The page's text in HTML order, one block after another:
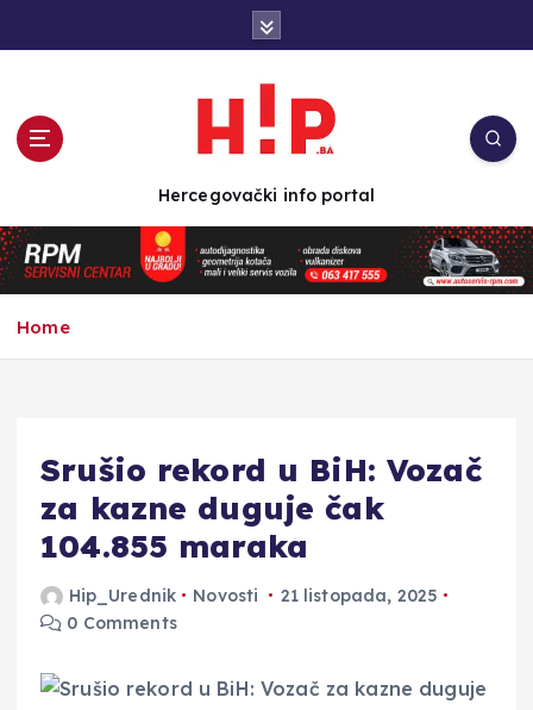
n
t
e
Hercegovački info portal
Home
Srušio rekord u BiH: Vozač
za kazne duguje čak
104.855 maraka
Hip_Urednik Novosti
21 listopada, 2025
0 Comments